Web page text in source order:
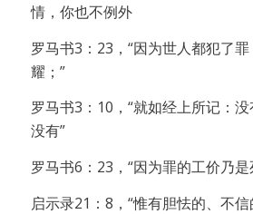
情，你也不例外
罗马书3：23，“因为世人都犯了
耀；”
罗马书3：10，“就如经上所记：
没有”
罗马书6：23，“因为罪的工价乃是
启示录21：8，“惟有胆怯的、不